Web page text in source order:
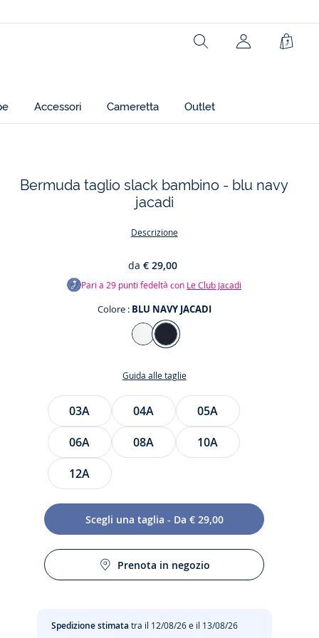
Rechercher
Accessori Cameretta Outlet
Bermuda taglio slack bambino - blu navy
jacadi
Descrizione
da € 29,00
Pari a29 punti fedeltà con Le Club Jacadi
Colore : BLU NAVY JACADI
Colore
BIANCO
BLU
JACADI
Guida alle taglie
Taglia
03A 04A
05A
06A
08A
10A
12A
Scegli una taglia - Da € 29,00
Prenota in negozio
Spedizione stimata tra il 12/08/26 e il 13/08/26